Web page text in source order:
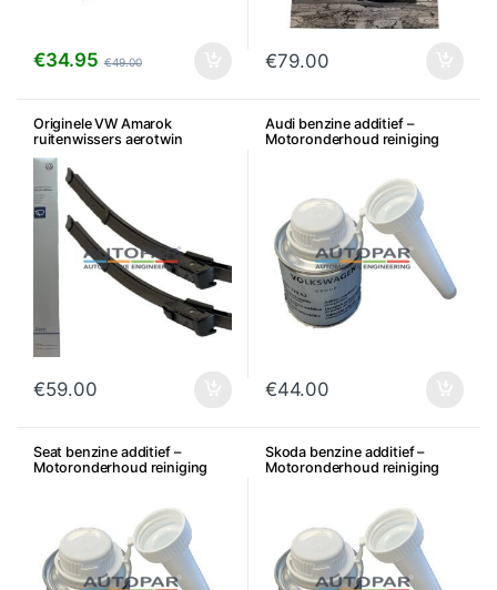
€34.95 €49.00 €79.00
Originele VW Amarok
ruitenwissers aerotwin
€59.00
Audi benzine additief –
Motoronderhoud reiniging
€44.00
Seat benzine additief –
Motoronderhoud reiniging
Skoda benzine additief –
Motoronderhoud reiniging